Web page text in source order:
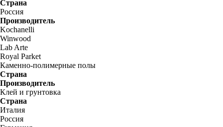
Страна
Россия
Производитель
Kochanelli
Winwood
Lab Arte
Royal Parket
Каменно-полимерные полы
Страна
Производитель
Клей и грунтовка
Страна
Италия
Россия